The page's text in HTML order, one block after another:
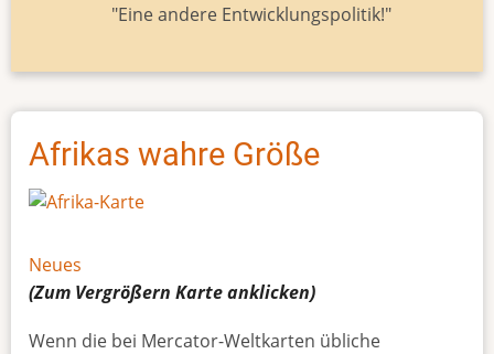
"Eine andere Entwicklungspolitik!"
Afrikas wahre Größe
Neues
(Zum Vergrößern Karteanklicken)
Wenn die bei Mercator-Weltkarten übliche